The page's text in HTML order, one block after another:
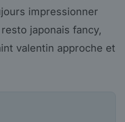
impressionner
japonais fancy,
valentin approche et